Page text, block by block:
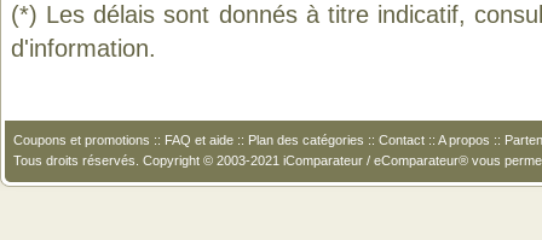
(*) Les délais sont donnés à titre indicatif,
d'information.
Coupons et promotions :: FAQ et aide :: Plan des catégories :: Contact :: A propos ::
Tous droits réservés. Copyright © 2003-2021 iComparateur / eComparateur® vous